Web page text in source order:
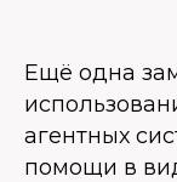
Ещё одна
агентных
помощи в